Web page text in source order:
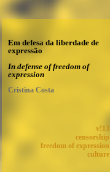
Em defesa da liberdade de
expressão
In defense of freedom of
expression
Cristina Costa
v!13
censorship
freedom of expression
culture